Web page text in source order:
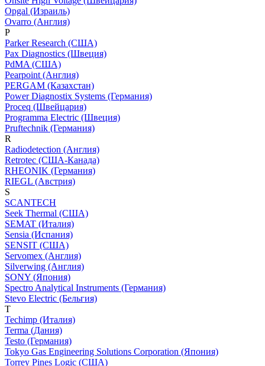
Opgal (Израиль)
Ovarro (Англия)
P
Parker Research (США)
Pax Diagnostics (Швеция)
PdMA (США)
Pearpoint (Англия)
PERGAM (Казахстан)
Power Diagnostix Systems (Германия)
Proceq (Швейцария)
Programma Electric (Швеция)
Pruftechnik (Германия)
R
Radiodetection (Англия)
Retrotec (США-Канада)
RHEONIK (Германия)
RIEGL (Австрия)
S
SCANTECH
Seek Thermal (США)
SEMAT (Италия)
Sensia (Испания)
SENSIT (США)
Servomex (Англия)
Silverwing (Англия)
SONY (Япония)
Spectro Analytical Instruments (Германия)
Stevo Electric (Бельгия)
T
Techimp (Италия)
Terma (Дания)
Testo (Германия)
Tokyo Gas Engineering Solutions Corporation (Япония)
Torrey Pines Logic (США)